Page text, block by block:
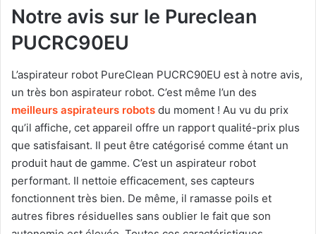
Notre avis sur le Pureclean
PUCRC90EU
L’aspirateur robot PureClean PUCRC90EU est à notre avis,
un très bon aspirateur robot. C’est même l’un des
meilleurs aspirateurs robots du moment ! Au vu du prix
qu’il affiche, cet appareil offre un rapport qualité-prix plus
que satisfaisant. Il peut être catégorisé comme étant un
produit haut de gamme. C’est un aspirateur robot
performant. Il nettoie efficacement, ses capteurs
fonctionnent très bien. De même, il ramasse poils et
autres fibres résiduelles sans oublier le fait que son